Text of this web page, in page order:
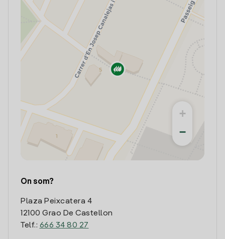
+
−
On som?
Plaza Peixcatera 4
12100 Grao De Castellon
Telf.: 666 34 80 27